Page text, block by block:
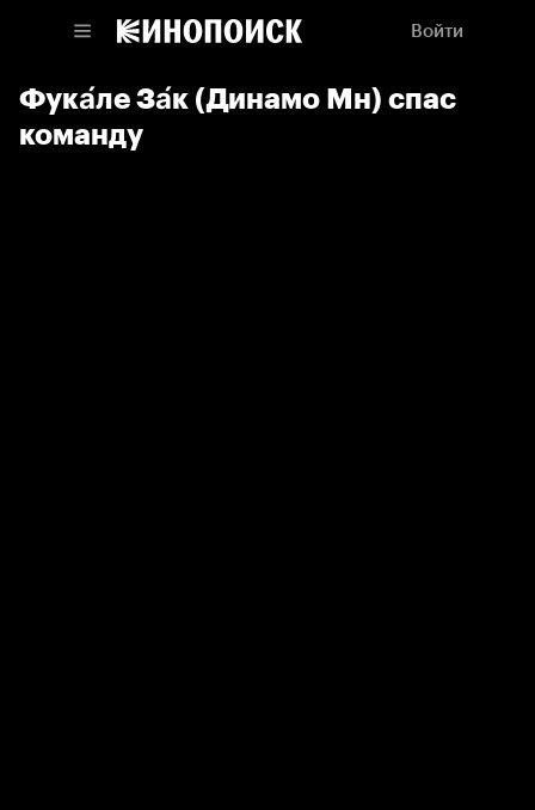
Войти
Фука́ле За́к (Динамо Мн) спас
команду